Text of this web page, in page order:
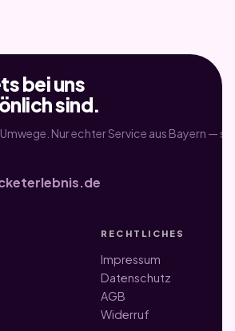
bei uns
sind.
Nur echter Service aus Bayern —
RECHTLICHES
Impressum
Datenschutz
AGB
Widerruf